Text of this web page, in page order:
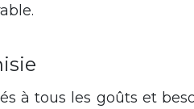
à tous les goûts et